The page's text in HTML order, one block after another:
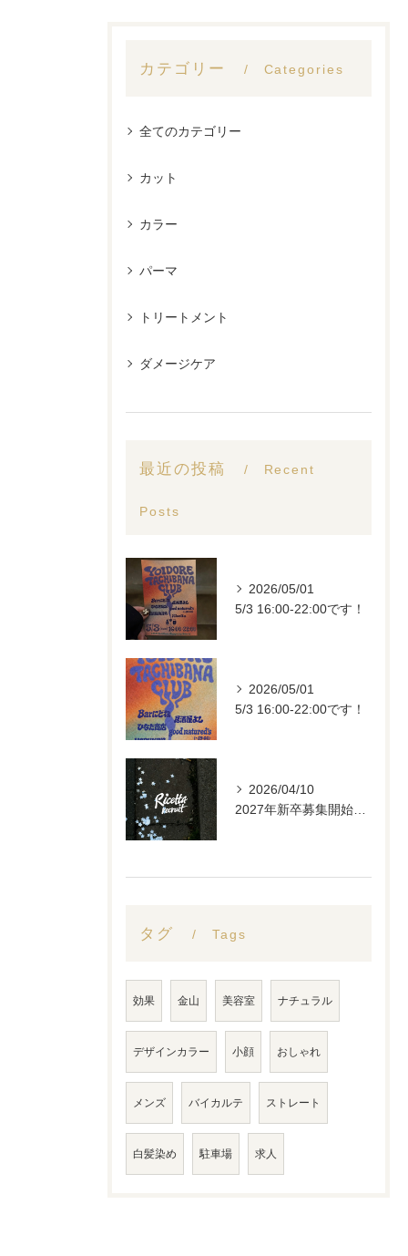
カテゴリー Categories
全てのカテゴリー
カット
カラー
パーマ
トリートメント
ダメージケア
最近の投稿 Recent
Posts
2026/05/01
5/3 16:00-22:00です！
2026/05/01
5/3 16:00-22:00です！
2026/04/10
タグ Tags
効果 金山 美容室 ナチュラル
デザインカラー 小顔 おしゃれ
メンズ バイカルテ ストレート
白髪染め 駐車場 求人